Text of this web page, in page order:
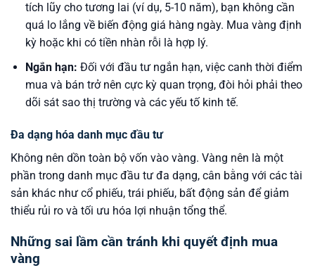
tích lũy cho tương lai (ví dụ, 5-10 năm), bạn không cần
quá lo lắng về biến động giá hàng ngày. Mua vàng định
kỳ hoặc khi có tiền nhàn rỗi là hợp lý.
Ngắn hạn: Đối với đầu tư ngắn hạn, việc canh thời điểm
mua và bán trở nên cực kỳ quan trọng, đòi hỏi phải theo
dõi sát sao thị trường và các yếu tố kinh tế.
Đa dạng hóa danh mục đầu tư
Không nên dồn toàn bộ vốn vào vàng. Vàng nên là một
phần trong danh mục đầu tư đa dạng, cân bằng với các tài
sản khác như cổ phiếu, trái phiếu, bất động sản để giảm
thiểu rủi ro và tối ưu hóa lợi nhuận tổng thể.
Những sai lầm cần tránh khi quyết định mua
vàng